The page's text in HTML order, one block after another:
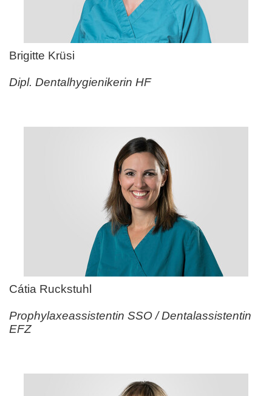
Brigitte Krüsi
Dipl. Dentalhygienikerin HF
Cátia Ruckstuhl
Prophylaxeassistentin SSO / Dentalassistentin
EFZ